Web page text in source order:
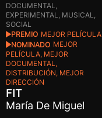
DOCUMENTAL,
EXPERIMENTAL, MUSICAL,
SOCIAL
PREMIO MEJOR PELÍCULA
NOMINADO MEJOR
PELÍCULA, MEJOR
DOCUMENTAL,
DISTRIBUCIÓN, MEJOR
DIRECCIÓN
FIT
María De Miguel